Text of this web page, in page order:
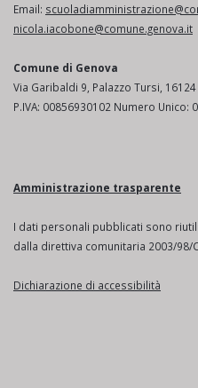
Email:
nicola.iacobone@comune.genova.it
Comune di Genova
Via Garibaldi 9, Palazzo Tursi,
P.IVA: 00856930102 Numero Unico:
Amministrazione trasparente
I dati personali pubblicati sono
dalla direttiva comunitaria 2003/98/
Dichiarazione di accessibilità